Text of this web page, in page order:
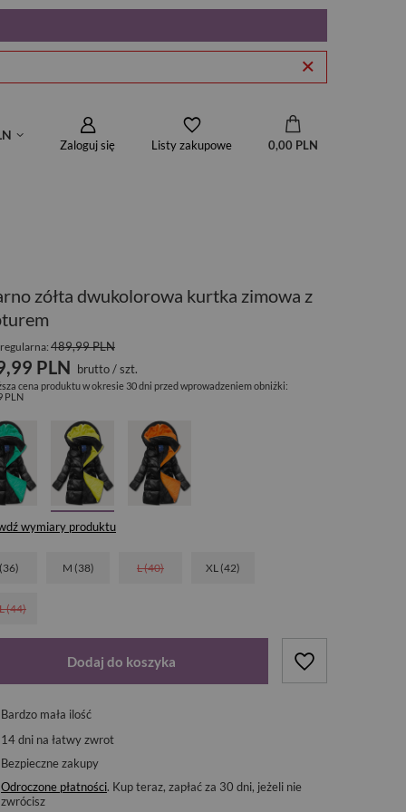
Zaloguj się Listy zakupowe 0,00 PLN
zółta dwukolorowa kurtka zimowa z
489,99 PLN
PLN brutto/szt.
cena produktu w okresie 30 dni przed wprowadzeniem obniżki:
PLN
wymiary produktu
M (38) L (40) XL (42)
(44)
Dodaj do koszyka
Bardzo mała ilość
14dni na łatwy zwrot
Bezpieczne zakupy
Odroczone płatności. Kup teraz, zapłać za 30 dni, jeżeli nie
zwrócisz